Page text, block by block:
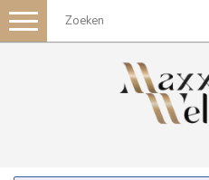
Toggle
navigation